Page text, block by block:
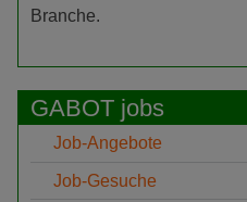
Branche.
GABOT jobs
Job-Angebote
Job-Gesuche